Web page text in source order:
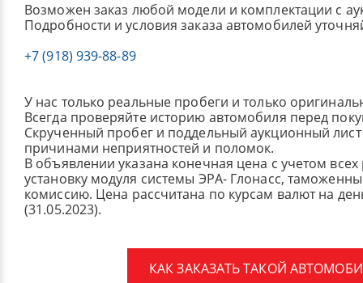
Возможен заказ любой модели и комплектации с
Подробности и условия заказа автомобилей
+7 (918) 939-88-89
У нас только реальные пробеги и только
Всегда проверяйте историю автомобиля перед
Скрученный пробег и поддельный аукционный лист
причинами неприятностей и поломок.
В объявлении указана конечная цена с учетом
установку модуля системы ЭРА- Глонасс,
комиссию. Цена рассчитана по курсам валют на
(31.05.2023).
КАК ЗАКАЗАТЬ ТАКОЙ